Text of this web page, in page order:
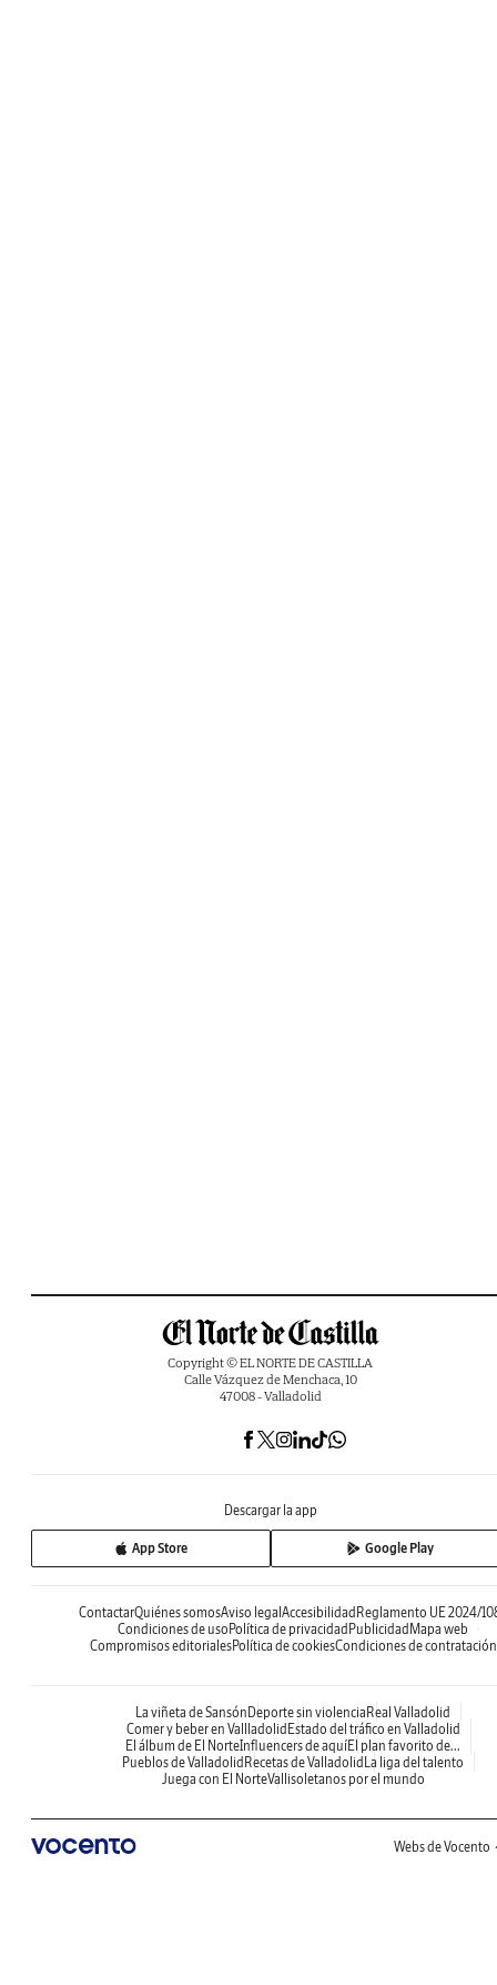
Copyright © EL NORTE DE CASTILLA
Calle Vázquez de Menchaca, 10
47008 - Valladolid
Descargar la app
App Store Google Play
ContactarQuiénes somosAviso legalAccesibilidadReglamento UE 2024/
Condiciones de usoPolítica de privacidadPublicidadMapa web
Compromisos editorialesPolítica de cookiesCondiciones de contratación
La viñeta de SansónDeporte sin violenciaReal Valladolid
Comer y beber en VallladolidEstado del tráfico en Valladolid
El álbum de El NorteInfluencers de aquíEl plan favorito de...
Pueblos de ValladolidRecetas de ValladolidLa liga del talento
Juega con El NorteVallisoletanos por el mundo
Webs de Vocento